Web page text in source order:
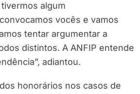
algum
vocês e vamos
tentar argumentar a
distintos. A ANFIP entende
adiantou.
honorários nos casos de